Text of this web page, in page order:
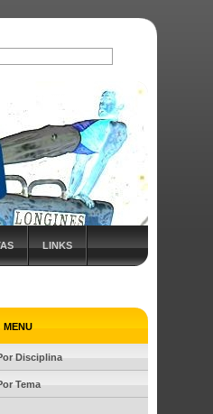
LINKS
MENU
Disciplina
Tema